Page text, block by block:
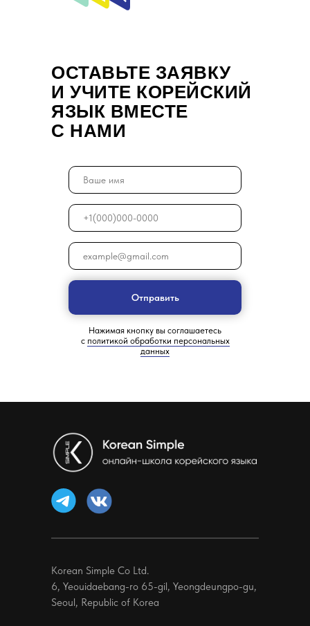
Отправить
Нажимая кнопку вы соглашаетесь
с политикой обработки персональных
данных
ОСТАВЬТЕ ЗАЯВКУ
И УЧИТЕ КОРЕЙСКИЙ
ЯЗЫК ВМЕСТЕ
С НАМИ
Korean Simple Co Ltd.
6, Yeouidaebang-ro 65-gil, Yeongdeungpo-gu,
Seoul, Republic of Korea